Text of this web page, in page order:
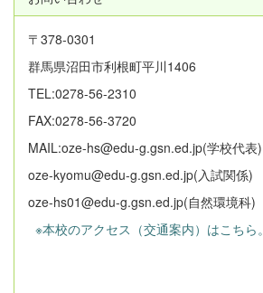
〒378-0301
群馬県沼田市利根町平川1406
TEL:0278-56-2310
FAX:0278-56-3720
MAIL:oze-hs@edu-g.gsn.ed.jp(学校代表)
oze-kyomu@edu-g.gsn.ed.jp(入試関係)
oze-hs01@edu-g.gsn.ed.jp(自然環境科)
※本校のアクセス（交通案内）はこちら。